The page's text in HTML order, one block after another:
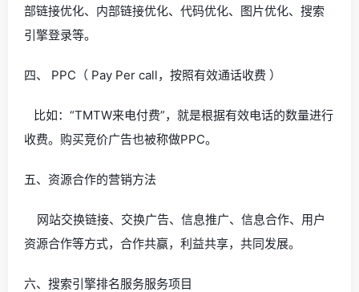
部链接优化、内部链接优化、代码优化、图片优化、搜索
引擎登录等。
四、 PPC（ Pay Per call，按照有效通话收费 ）
比如：“TMTW来电付费”，就是根据有效电话的数量进行
收费。购买竞价广告也被称做PPC。
五、资源合作的营销方法
网站交换链接、交换广告、信息推广、信息合作、用户
资源合作等方式，合作共赢，利益共享，共同发展。
六、搜索引擎排名服务服务项目